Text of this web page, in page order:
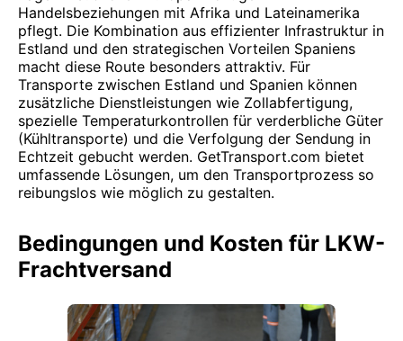
Handelsbeziehungen mit Afrika und Lateinamerika
pflegt. Die Kombination aus effizienter Infrastruktur in
Estland und den strategischen Vorteilen Spaniens
macht diese Route besonders attraktiv. Für
Transporte zwischen Estland und Spanien können
zusätzliche Dienstleistungen wie Zollabfertigung,
spezielle Temperaturkontrollen für verderbliche Güter
(Kühltransporte) und die Verfolgung der Sendung in
Echtzeit gebucht werden. GetTransport.com bietet
umfassende Lösungen, um den Transportprozess so
reibungslos wie möglich zu gestalten.
Bedingungen und Kosten für LKW-
Frachtversand